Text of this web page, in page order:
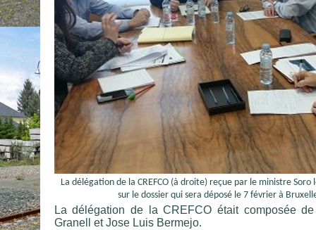
La délégation de la CREFCO (à droite) reçue par le ministre
sur le dossier qui sera déposé le 7 février à
La délégation de la CREFCO était composée
Granell et Jose Luis Bermejo.